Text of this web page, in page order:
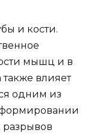
и кости.
мышц и в
влияет
одним из
формировании
разрывов